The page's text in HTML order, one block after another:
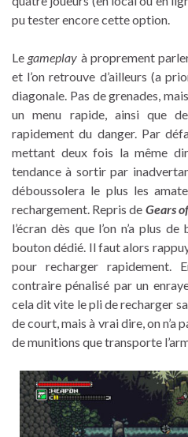
pu tester encore cette option.
Le gameplay à proprement
et l’on retrouve d’ailleurs (a
diagonale. Pas de grenades,
un menu rapide, ainsi que
rapidement du danger. Par
mettant deux fois la même
tendance à sortir par
déboussolera le plus les
rechargement. Repris de Gears
l’écran dès que l’on n’a plus
bouton dédié. Il faut alors
pour recharger rapidement.
contraire pénalisé par un
cela dit vite le pli de recharger
de court, mais à vrai dire, on n’a
de munitions que transporte